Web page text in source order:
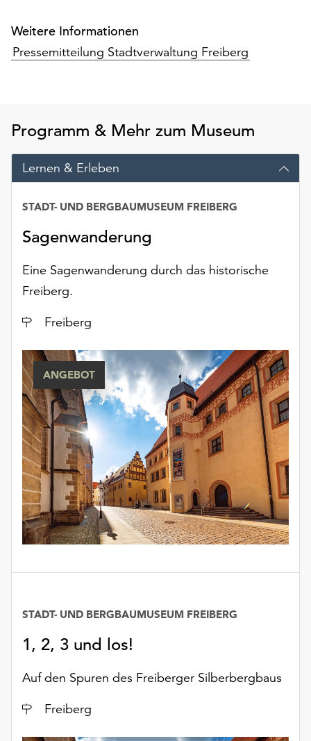
ändern
und
widerrufen.
am
Ende
der
Seite
Schaltfläche
Einstellungen“
Verfügung.
Funktionale
werden
auch
ohne
Ihr
Einverständnis
weiterhin
ausgeführt.
Möchten
Sie
die
verwendeten
Cookies
anpassen,
erreichen
die
„Auswählen“.
Weitere
Informationen
finden
Weitere Informationen
Pressemitteilung Stadtverwaltung Freiberg
Programm & Mehr zum Museum
Lernen & Erleben
Sagenwanderung
STADT- UND BERGBAUMUSEUM FREIBERG
Eine Sagenwanderung durch das historische
Freiberg.
Ort
Freiberg
ANGEBOT
1, 2, 3 und los!
STADT- UND BERGBAUMUSEUM FREIBERG
Auf den Spuren des Freiberger Silberbergbaus
Ort
Freiberg